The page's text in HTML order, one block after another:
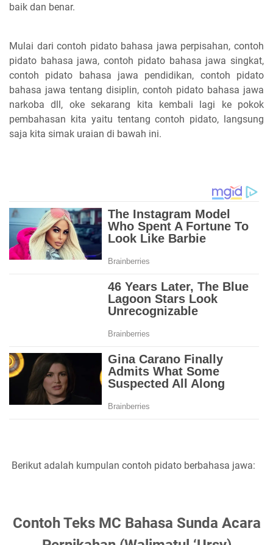
baik dan benar.
Mulai dari contoh pidato bahasa jawa perpisahan, contoh
pidato bahasa jawa, contoh pidato bahasa jawa singkat,
contoh pidato bahasa jawa pendidikan, contoh pidato
bahasa jawa tentang disiplin, contoh pidato bahasa jawa
narkoba dll, oke sekarang kita kembali lagi ke pokok
pembahasan kita yaitu tentang contoh pidato, langsung
saja kita simak uraian di bawah ini.
Berikut adalah kumpulan contoh pidato berbahasa jawa:
Contoh Teks MC Bahasa Sunda Acara